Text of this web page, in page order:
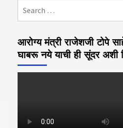
आरोग्य मंत्री राजेशजी टोपे
घाबरू नये याची ही सूंदर